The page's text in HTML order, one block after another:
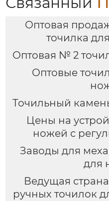
Оптовая
точилка
Оптовая № 2
Оптовые
Точильный
Цены на
ножей с
Заводы для
для
Ведущая
ручных точилок